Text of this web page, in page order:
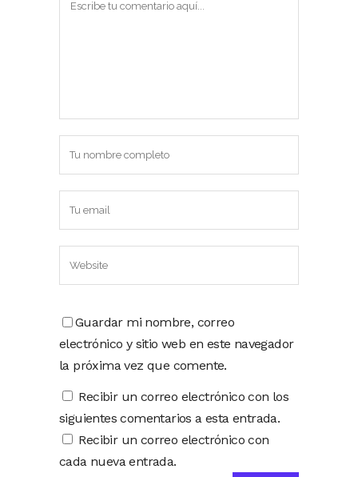
Guardar mi nombre, correo
electrónico y sitio web en este navegador
la próxima vez que comente.
Recibir un correo electrónico con los
siguientes comentarios a esta entrada.
Recibir un correo electrónico con
cada nueva entrada.